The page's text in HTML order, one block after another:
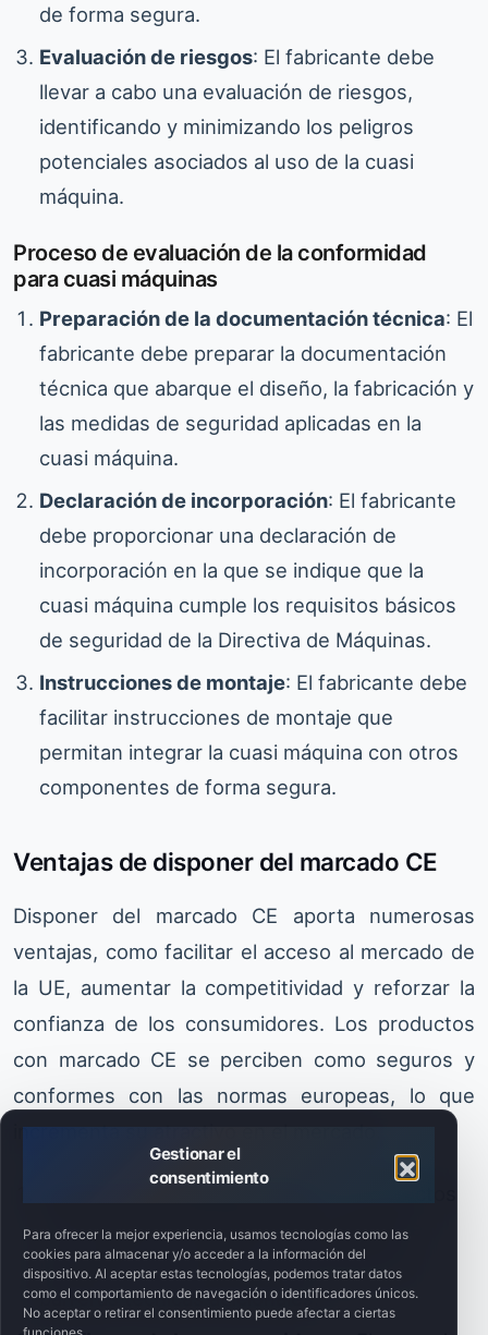
Gestionar el
consentimiento
Para ofrecer la mejor experiencia, usamos tecnologías como las
cookies para almacenar y/o acceder a la información del
dispositivo. Al aceptar estas tecnologías, podemos tratar datos
como el comportamiento de navegación o identificadores únicos.
No aceptar o retirar el consentimiento puede afectar a ciertas
de forma segura.
Evaluación de riesgos: El fabricante debe
llevar a cabo una evaluación de riesgos,
identificando y minimizando los peligros
potenciales asociados al uso de la cuasi
máquina.
Proceso de evaluación de la conformidad
para cuasi máquinas
Preparación de la documentación técnica: El
fabricante debe preparar la documentación
técnica que abarque el diseño, la fabricación y
las medidas de seguridad aplicadas en la
cuasi máquina.
Declaración de incorporación: El fabricante
debe proporcionar una declaración de
incorporación en la que se indique que la
cuasi máquina cumple los requisitos básicos
de seguridad de la Directiva de Máquinas.
Instrucciones de montaje: El fabricante debe
facilitar instrucciones de montaje que
permitan integrar la cuasi máquina con otros
componentes de forma segura.
Ventajas de disponer del marcado CE
Disponer del marcado CE aporta numerosas
ventajas, como facilitar el acceso al mercado de
la UE, aumentar la competitividad y reforzar la
confianza de los consumidores. Los productos
con marcado CE se perciben como seguros y
conformes con las normas europeas, lo que
incrementa su atractivo en el mercado.
con marcado CE pueden comercializarse
libremente en toda la Unión Europea sin
barreras técnicas adicionales.